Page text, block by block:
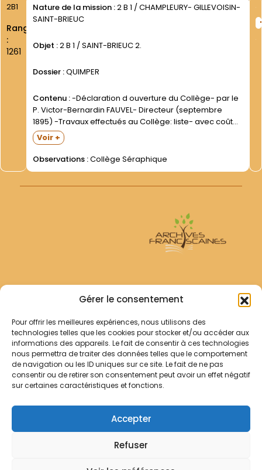
Gérer le consentement
Pour offrir les meilleures expériences, nous utilisons des
technologies telles que les cookies pour stocker et/ou accéder aux
informations des appareils. Le fait de consentir à ces technologies
nous permettra de traiter des données telles que le comportement
de navigation ou les ID uniques sur ce site. Le fait de ne pas
consentir ou de retirer son consentement peut avoir un effet négatif
sur certaines caractéristiques et fonctions.
Accepter
Refuser
2B1
Rang
:
1261
Nature de la mission :2 B 1 / CHAMPLEURY- GILLEVOISIN-
SAINT-BRIEUC
Objet :2 B 1 / SAINT-BRIEUC 2.
Dossier :QUIMPER
Contenu :-Déclaration d ouverture du Collège- par le
P. Victor-Bernardin FAUVEL- Directeur (septembre
1895) -Travaux effectués au Collège: liste- avec coût
de chaque opération (février 1897) -Liste d élèves -
Relations avec l Inspection Académique (circulaires
reçues) =Interdiction absolue d employer certains...
Voir +
Observations :Collège Séraphique
Archives Franciscaines
RECHERCHER
Comment chercher ?
Les archives
Notre démarche
Contact